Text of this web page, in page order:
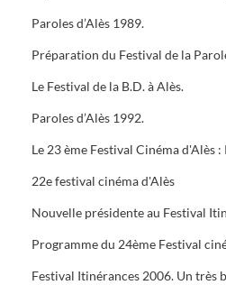
Paroles d’Alès 1989.
Préparation du Festival de la
Le Festival de la B.D. à Alès.
Paroles d’Alès 1992.
Le 23 ème Festival Cinéma d'Alès
22e festival cinéma d'Alès
Programme du 24ème Festival
Festival Itinérances 2006. Un très